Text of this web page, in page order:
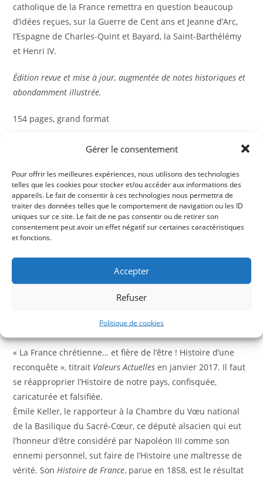
Gérer le consentement
Pour offrir les meilleures expériences, nous utilisons des technologies
telles que les cookies pour stocker et/ou accéder aux informations des
appareils. Le fait de consentir à ces technologies nous permettra de
traiter des données telles que le comportement de navigation ou les ID
uniques sur ce site. Le fait de ne pas consentir ou de retirer son
consentement peut avoir un effet négatif sur certaines caractéristiques
et fonctions.
Accepter
Refuser
Politique de cookies
catholique de la France remettra en question beaucoup
d’idées reçues, sur la Guerre de Cent ans et Jeanne d’Arc,
l’Espagne de Charles-Quint et Bayard, la Saint-Barthélémy
et Henri IV.
Édition revue et mise à jour, augmentée de notes historiques et
abondamment illustrée.
154 pages, grand format
de
Émile
KELLER,
Histoire
de
Tome
Bel
à
Henri
IV
INFORMATIONS COMPLÉMENTAIRES
AVIS (0)
« La France chrétienne… et fière de l’être ! Histoire d’une
reconquête », titrait Valeurs Actuelles en janvier 2017. Il faut
se réapproprier l’Histoire de notre pays, confisquée,
caricaturée et falsifiée.
Émile Keller, le rapporteur à la Chambre du Vœu national
de la Basilique du Sacré-Cœur, ce député alsacien qui eut
l’honneur d’être considéré par Napoléon III comme son
ennemi personnel, sut faire de l’Histoire une maîtresse de
vérité. SonHistoire de France, parue en 1858, est le résultat